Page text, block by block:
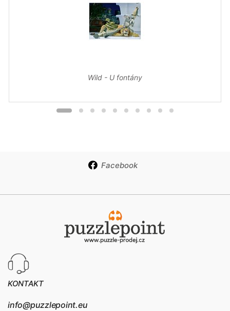
Wild - U fontány
Facebook
KONTAKT
info@puzzlepoint.eu